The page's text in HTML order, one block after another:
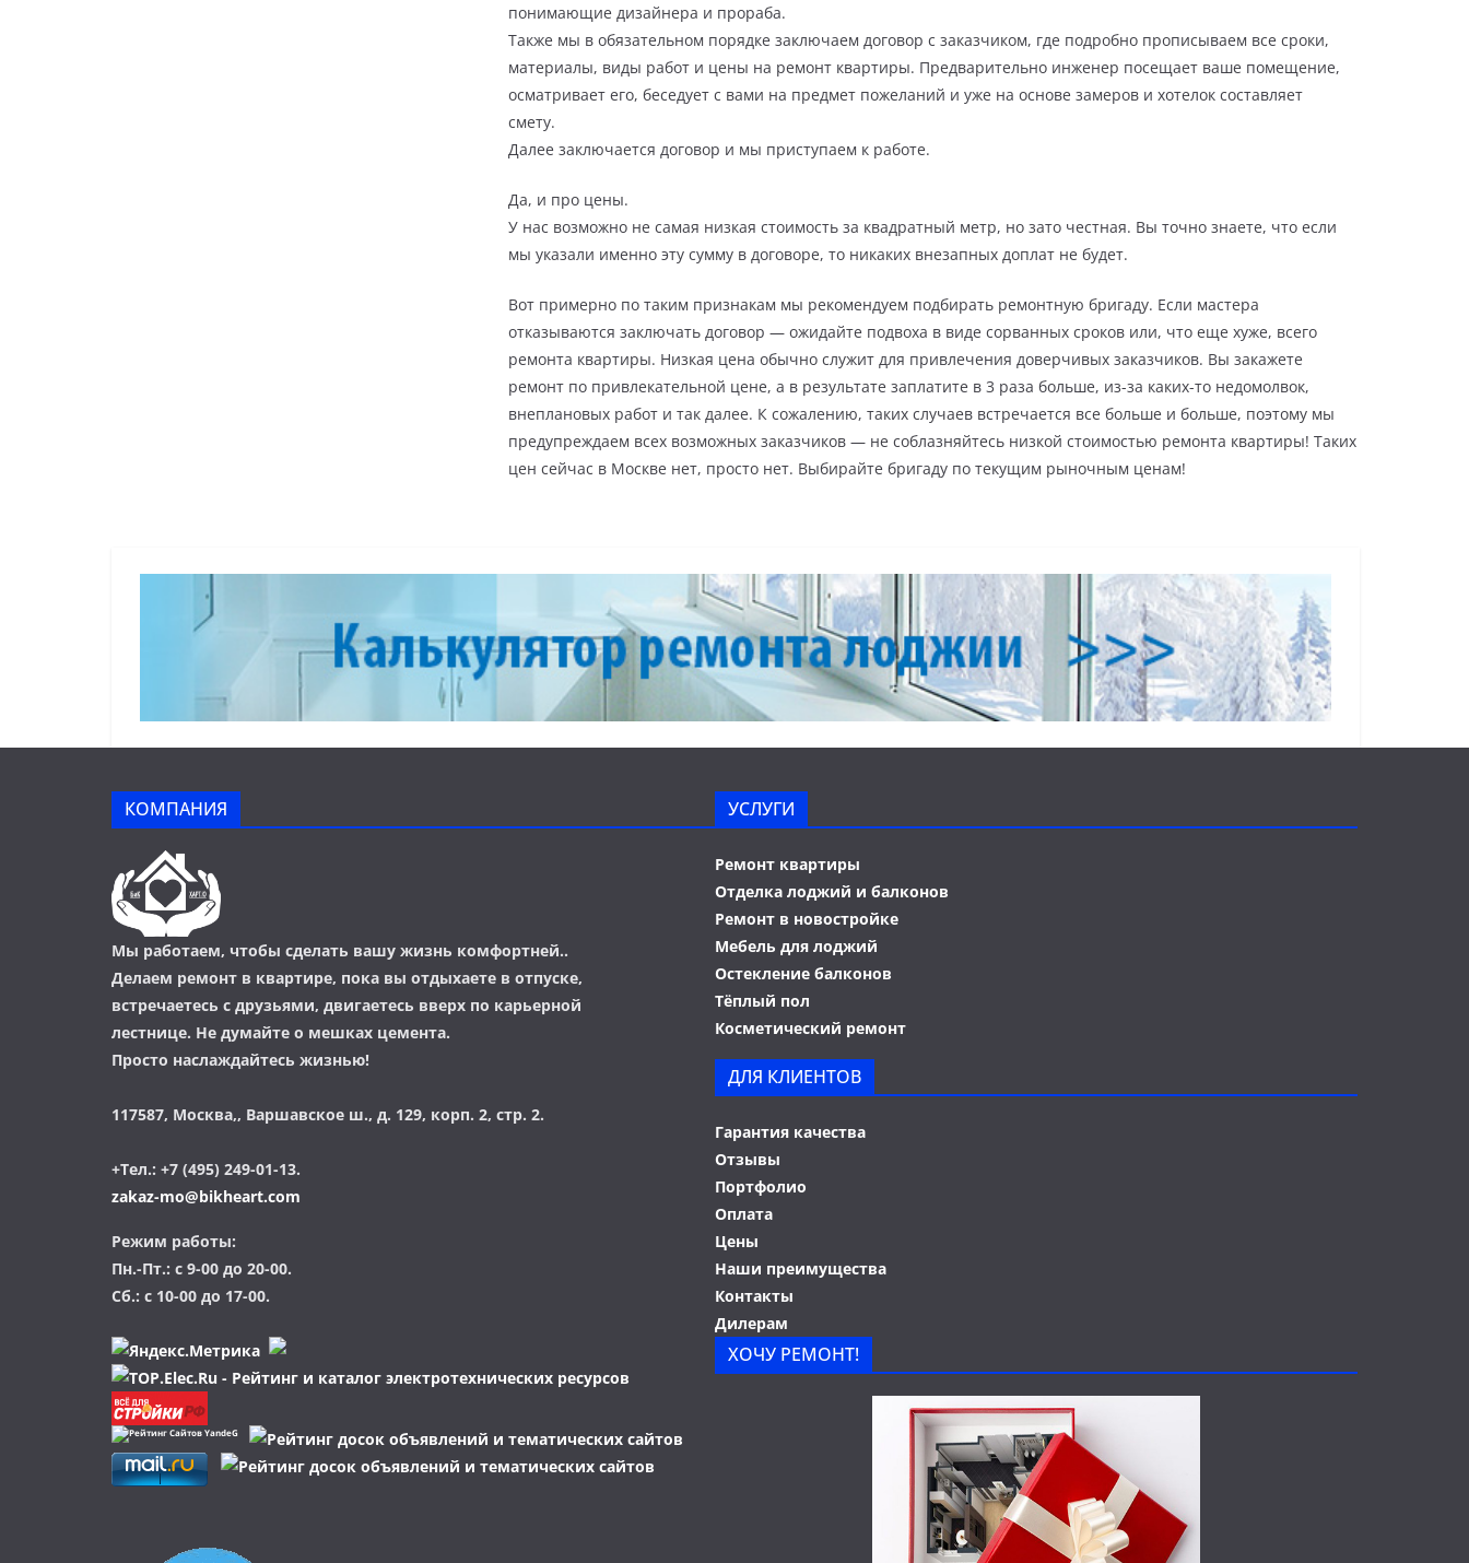
понимающие дизайнера и прораба.
Также мы в обязательном порядке заключаем договор с заказчиком, где подробно прописываем все сроки,
материалы, виды работ и цены на ремонт квартиры. Предварительно инженер посещает ваше помещение,
осматривает его, беседует с вами на предмет пожеланий и уже на основе замеров и хотелок составляет
смету.
Далее заключается договор и мы приступаем к работе.
Да, и про цены.
У нас возможно не самая низкая стоимость за квадратный метр, но зато честная. Вы точно знаете, что если
мы указали именно эту сумму в договоре, то никаких внезапных доплат не будет.
Вот примерно по таким признакам мы рекомендуем подбирать ремонтную бригаду. Если мастера
отказываются заключать договор — ожидайте подвоха в виде сорванных сроков или, что еще хуже, всего
ремонта квартиры. Низкая цена обычно служит для привлечения доверчивых заказчиков. Вы закажете
ремонт по привлекательной цене, а в результате заплатите в 3 раза больше, из-за каких-то недомолвок,
внеплановых работ и так далее. К сожалению, таких случаев встречается все больше и больше, поэтому мы
предупреждаем всех возможных заказчиков — не соблазняйтесь низкой стоимостью ремонта квартиры! Таких
цен сейчас в Москве нет, просто нет. Выбирайте бригаду по текущим рыночным ценам!
КОМПАНИЯ
Мы работаем, чтобы сделать вашу жизнь комфортней..
Делаем ремонт в квартире, пока вы отдыхаете в отпуске,
встречаетесь с друзьями, двигаетесь вверх по карьерной
лестнице. Не думайте о мешках цемента.
Просто наслаждайтесь жизнью!
117587, Москва,, Варшавское ш., д. 129, корп. 2, стр. 2.
+Тел.: +7 (495) 249-01-13.
zakaz-mo@bikheart.com
Режим работы:
Пн.-Пт.: с 9-00 до 20-00.
Сб.: с 10-00 до 17-00.
УСЛУГИ
Ремонт квартиры
Отделка лоджий и балконов
Ремонт в новостройке
Мебель для лоджий
Остекление балконов
Тёплый пол
Косметический ремонт
ДЛЯ КЛИЕНТОВ
Гарантия качества
Отзывы
Портфолио
Оплата
Цены
Наши преимущества
Контакты
Дилерам
ХОЧУ РЕМОНТ!